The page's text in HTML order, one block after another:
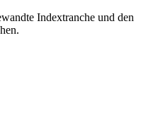
Indextranche und den